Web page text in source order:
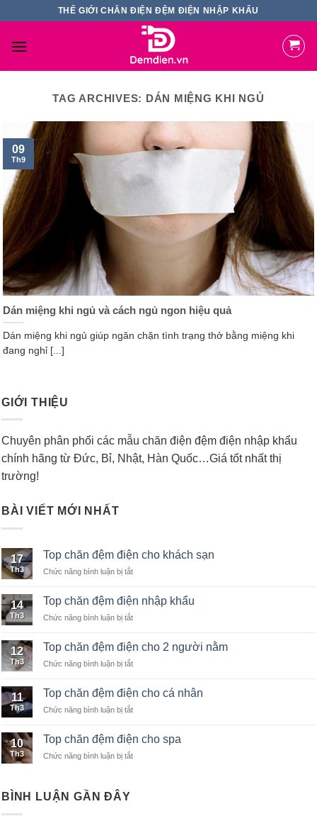
content
THẾ GIỚI CHĂN ĐIỆN ĐỆM ĐIỆN NHẬP KHẨU
TAG ARCHIVES: DÁN MIỆNG KHI NGỦ
Dán miệng khi ngủ và cách ngủ ngon hiệu quả
Dán miệng khi ngủ giúp ngăn chặn tình trạng thở bằng miệng khi
đang nghỉ [...]
09
Th9
GIỚI THIỆU
Chuyên phân phối các mẫu chăn điện đệm điện nhập khẩu
chính hãng từ Đức, Bỉ, Nhật, Hàn Quốc…Giá tốt nhất thị
trường!
BÀI VIẾT MỚI NHẤT
17
Th3
Top chăn đệm điện cho khách sạn
Chức năng bình luận bị tắt
chăn
đệm
khách
14
Th3
Top chăn đệm điện nhập khẩu
Chức năng bình luận bị tắt
chăn
đệm
khẩu
12
Th3
Top chăn đệm điện cho 2 người nằm
Chức năng bình luận bị tắt
chăn
đệm
2
11
Th3
Top chăn đệm điện cho cá nhân
Chức năng bình luận bị tắt
chăn
đệm
10
Th3
Top chăn đệm điện cho spa
Chức năng bình luận bị tắt
BÌNH LUẬN GẦN ĐÂY